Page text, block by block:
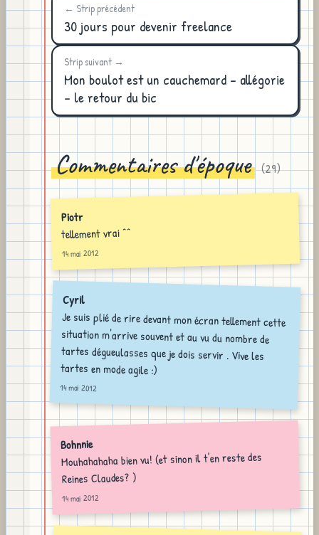
← Strip précédent
30 jours pour devenir freelance
Strip suivant →
Mon boulot est un cauchemard - allégorie
- le retour du bic
Commentaires d'époque (29)
Piotr
tellement vrai ^^
14 mai 2012
Cyril
Je suis plié de rire devant mon écran tellement cette
situation m'arrive souvent et au vu du nombre de
tartes dégueulasses que je dois servir . Vive les
tartes en mode agile :)
14 mai 2012
Bohnnie
Mouhahahaha bien vu! (et sinon il t'en reste des
Reines Claudes? )
14 mai 2012